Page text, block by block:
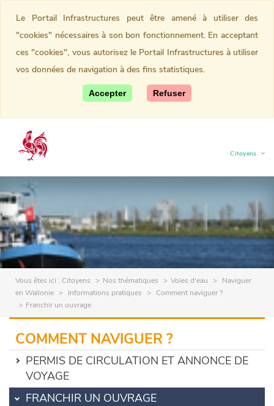
Citoyens
(current)
Vous êtes ici : Citoyens Nos thématiques Voies d'eau
Naviguer
en Wallonie
Informations pratiques
Comment naviguer ?
Franchir un ouvrage
COMMENT NAVIGUER ?
PERMIS DE CIRCULATION ET ANNONCE DE
VOYAGE
FRANCHIR UN OUVRAGE
Le Portail Infrastructures peut être amené à utiliser des
"cookies" nécessaires à son bon fonctionnement. En acceptant
ces "cookies", vous autorisez le Portail Infrastructures à utiliser
vos données de navigation à des fins statistiques.
Accepter Refuser